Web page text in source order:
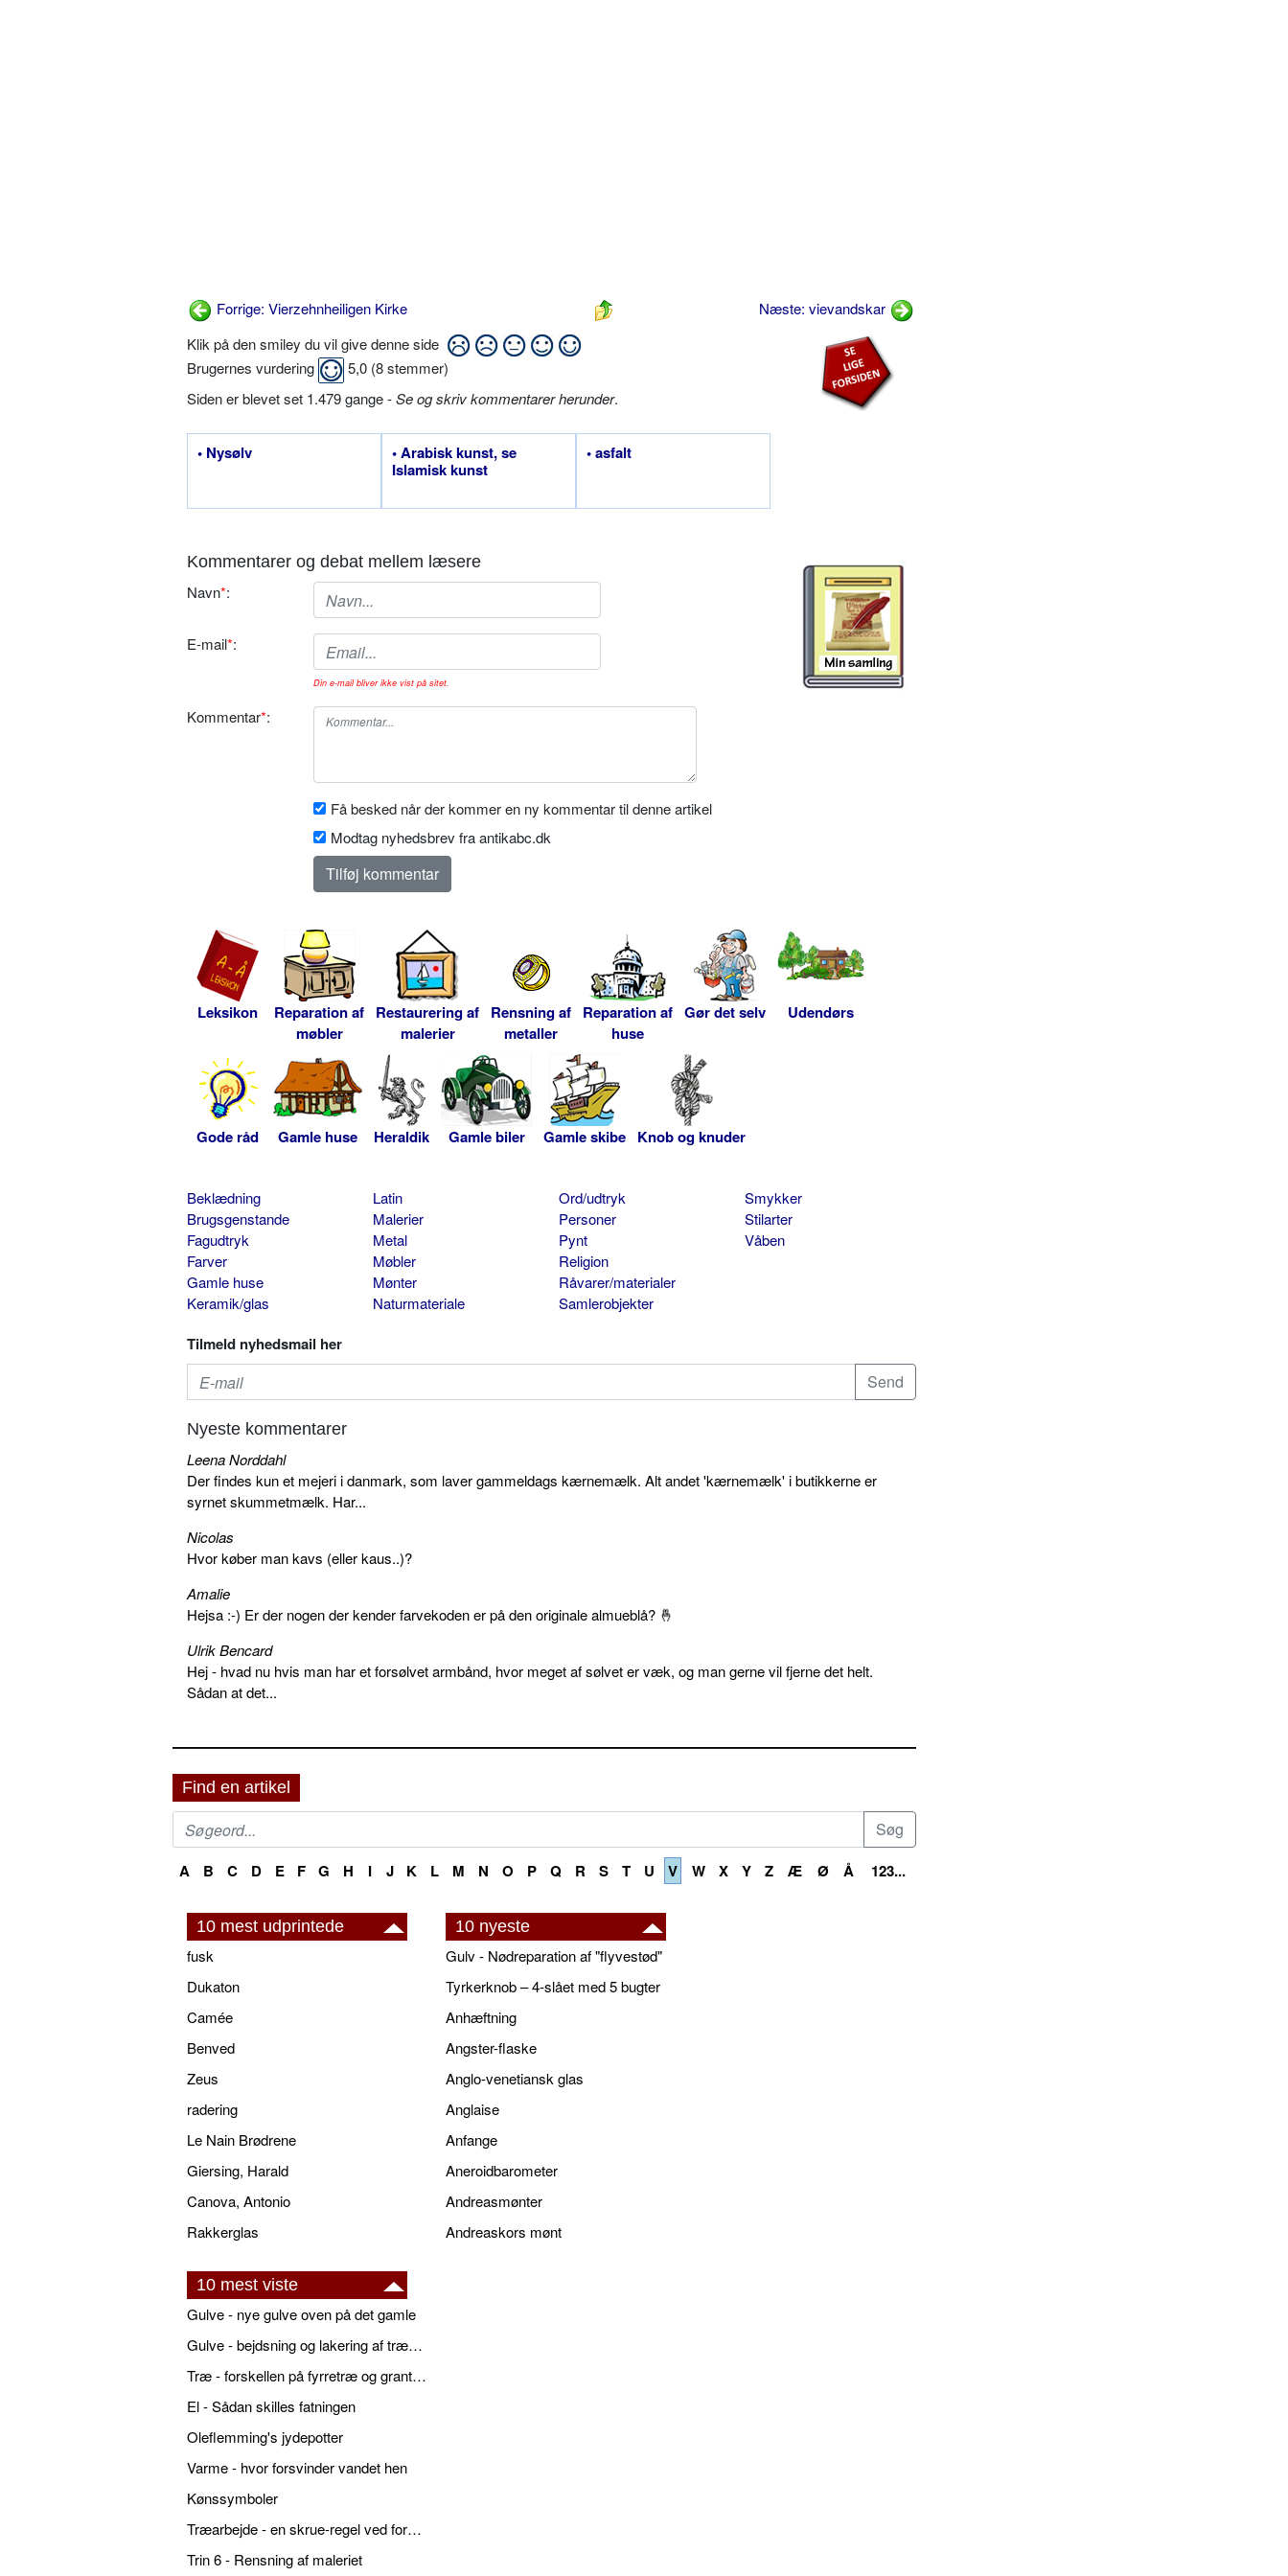
Forrige: Vierzehnheiligen Kirke
Næste: vievandskar
Klik på den smiley du vil give denne side
Brugernes vurdering
5,0 (8stemmer)
Siden er blevet set 1.479 gange -Se og skriv kommentarer herunder.
• Nysølv
• Arabisk kunst, se
Islamisk kunst
• asfalt
Kommentarer og debat mellem læsere
Navn*:
E-mail*:
Din e-mail bliver ikke vist på sitet.
Kommentar*:
Få besked når der kommer en ny kommentar til denne artikel
Modtag nyhedsbrev fra antikabc.dk
Leksikon
Reparation af
møbler
Restaurering af
malerier
Rensning af
metaller
Reparation af
huse
Gør det selv Udendørs
Gode råd Gamle huse Heraldik Gamle biler Gamle skibe Knob og knuder
Beklædning
Brugsgenstande
Fagudtryk
Farver
Gamle huse
Keramik/glas
Latin
Malerier
Metal
Møbler
Mønter
Naturmateriale
Ord/udtryk
Personer
Pynt
Religion
Råvarer/materialer
Samlerobjekter
Smykker
Stilarter
Våben
Tilmeld nyhedsmail her
Nyeste kommentarer
Leena Norddahl
Der findes kun et mejeri i danmark, som laver gammeldags kærnemælk. Alt andet 'kærnemælk' i butikkerne er
syrnet skummetmælk. Har...
Nicolas
Hvor køber man kavs (eller kaus..)?
Amalie
Hejsa :-) Er der nogen der kender farvekoden er på den originale almueblå? 🤞
Ulrik Bencard
Hej - hvad nu hvis man har et forsølvet armbånd, hvor meget af sølvet er væk, og man gerne vil fjerne det helt.
Sådan at det...
Find en artikel
A B C D E F G H I J K L M N O P Q R S T U V W X Y Z Æ Ø Å 123...
10 mest udprintede
fusk
Dukaton
Camée
Benved
Zeus
radering
Le Nain Brødrene
Giersing, Harald
Canova, Antonio
Rakkerglas
10 nyeste
Gulv - Nødreparation af "flyvestød"
Tyrkerknob – 4-slået med 5 bugter
Anhæftning
Angster-flaske
Anglo-venetiansk glas
Anglaise
Anfange
Aneroidbarometer
Andreasmønter
Andreaskors mønt
10 mest viste
Gulve - nye gulve oven på det gamle
Gulve - bejdsning og lakering af trægulve
Træ - forskellen på fyrretræ og grantræ
El - Sådan skilles fatningen
Oleflemming's jydepotter
Varme - hvor forsvinder vandet hen
Kønssymboler
Træarbejde - en skrue-regel ved forboring
Trin 6 - Rensning af maleriet